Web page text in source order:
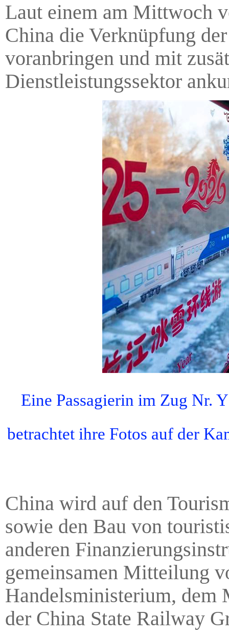
Laut einem am Mittwoch
China die Verknüpfung
voranbringen und mit
Dienstleistungssektor
Eine Passagierin im Zug Nr.
betrachtet ihre Fotos auf der
China wird auf den
sowie den Bau von
anderen
gemeinsamen Mitteilung
Handelsministerium,
der China State Railway